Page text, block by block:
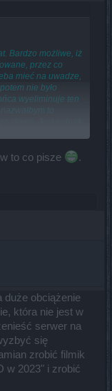
Bardzo możliwe, iż
przez co
mieć na uwadze,
nie było
wyeliminuje ten
CM Shanty'ego
głównie graczom z
to co pisze .
duże obciążenie
która nie jest w
serwer na
się
zrobić filmik
w 2023" i zrobić